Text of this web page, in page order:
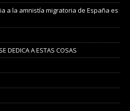
a la amnistía migratoria de España es
DEDICA A ESTAS COSAS